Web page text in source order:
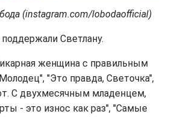
(instagram.com/lobodaofficial)
Светлану.
женщина с правильным
"Это правда, Светочка",
С двухмесячным младенцем,
- это износ как раз", "Самые